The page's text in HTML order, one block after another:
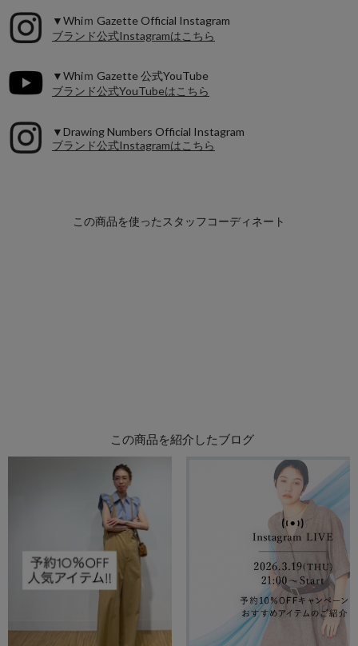
▼Whiｍ Gazette Official Instagram
ブランド公式Instagramはこちら
▼Whiｍ Gazette 公式YouTube
ブランド公式YouTubeはこちら
▼Drawing Numbers Official Instagram
ブランド公式Instagramはこちら
この商品を紹介したブログ